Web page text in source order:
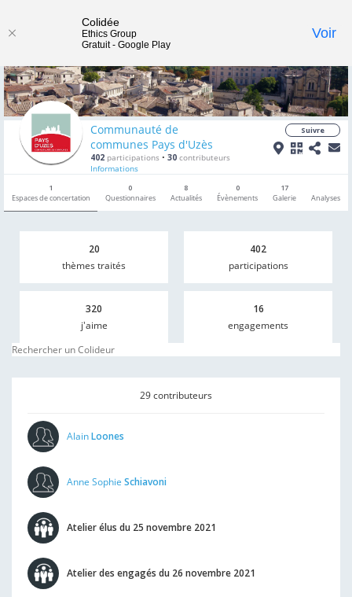
Toggle
Communauté de
communes Pays d'Uzès
402 participations • 30 contributeurs
Informations
Suivre
1
Espaces de concertation
0
Questionnaires
8
Actualités
0
Évènements
17
Galerie
Analyses
20
thèmes traités
402
participations
320
j'aime
16
engagements
29 contributeurs
AlainLoones
Anne Sophie Schiavoni
Atelier élus du 25 novembre 2021
Atelier des engagés du 26 novembre 2021
Colidée
Ethics Group
Gratuit - Google Play
Voir